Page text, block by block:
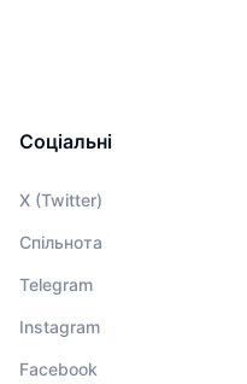
Соціальні
X (Twitter)
Спільнота
Telegram
Instagram
Facebook